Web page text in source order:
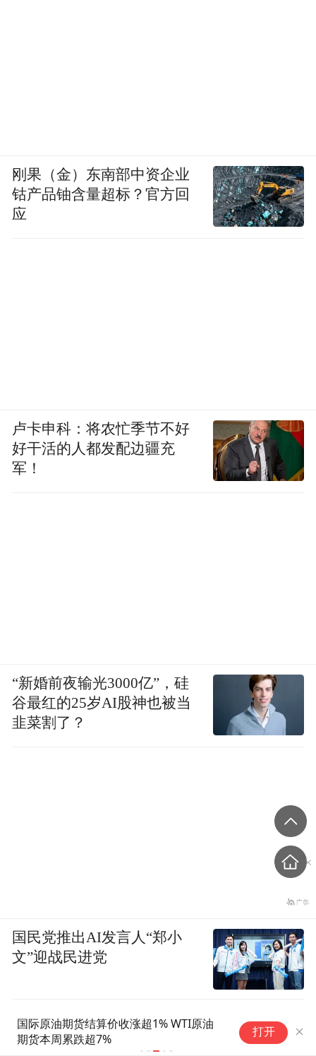
收涨超1% WTI原油 美国上周银行存款19.363万亿美元
打开
刚果（金）东南部中资企业
钴产品铀含量超标？官方回
应
卢卡申科：将农忙季节不好
好干活的人都发配边疆充
军！
“新婚前夜输光3000亿”，硅
谷最红的25岁AI股神也被当
韭菜割了？
国民党推出AI发言人“郑小
文”迎战民进党